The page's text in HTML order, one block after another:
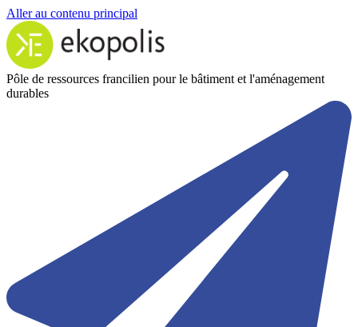
Aller au contenu principal
Pôle de ressources francilien pour le bâtiment et l'aménagement
durables